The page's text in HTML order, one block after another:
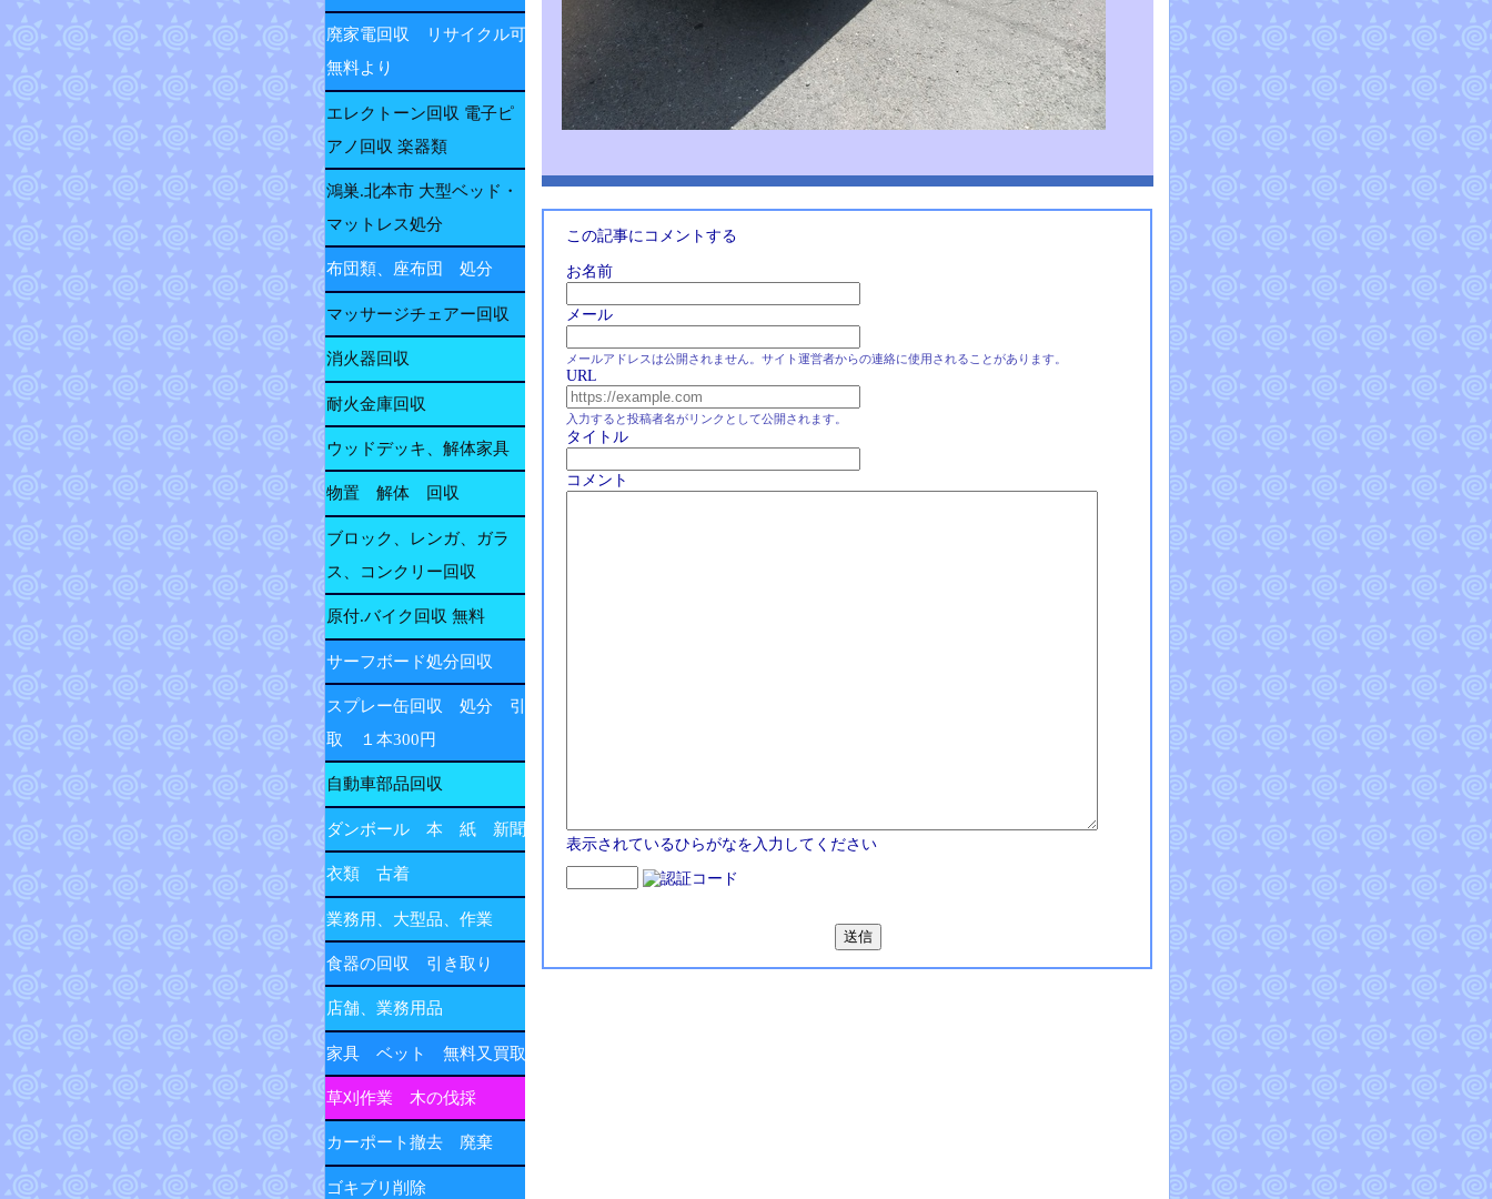
この記事にコメントする
お名前
メール
メールアドレスは公開されません。サイト運営者からの連絡に使用されることがあります。
URL
入力すると投稿者名がリンクとして公開されます。
タイトル
コメント
表示されているひらがなを入力してください
廃家電回収 リサイクル可
無料より
エレクトーン回収 電子ピ
アノ回収 楽器類
鴻巣.北本市 大型ベッド・
マットレス処分
布団類、座布団 処分
マッサージチェアー回収
消火器回収
耐火金庫回収
ウッドデッキ、解体家具
物置 解体 回収
ブロック、レンガ、ガラ
ス、コンクリー回収
原付.バイク回収 無料
サーフボード処分回収
スプレー缶回収 処分 引
取 １本300円
自動車部品回収
ダンボール 本 紙 新聞
衣類 古着
業務用、大型品、作業
食器の回収 引き取り
店舗、業務用品
家具 ベット 無料又買取
草刈作業 木の伐採
カーポート撤去 廃棄
ゴキブリ削除